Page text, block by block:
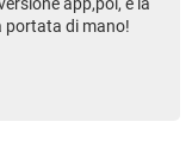
portata di mano!